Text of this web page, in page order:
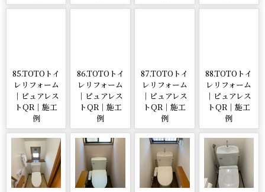
85.TOTOトイ
レリフォーム
｜ピュアレス
トQR｜施工
例
86.TOTOトイ
レリフォーム
｜ピュアレス
トQR｜施工
例
87.TOTOトイ
レリフォーム
｜ピュアレス
トQR｜施工
例
88.TOTOトイ
レリフォーム
｜ピュアレス
トQR｜施工
例